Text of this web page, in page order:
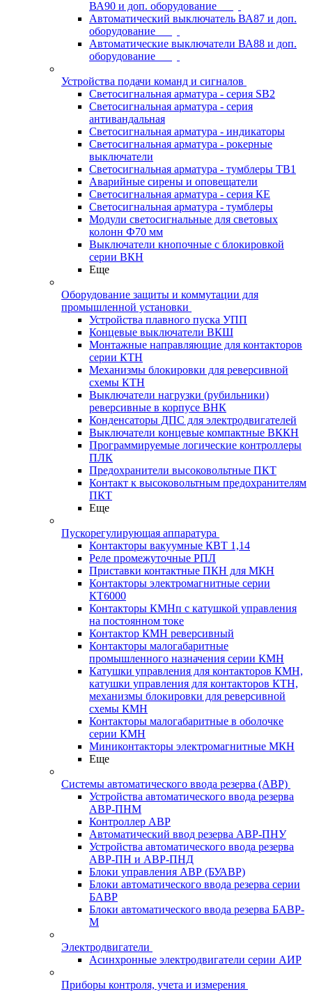
ВА90 и доп. оборудование
Автоматический выключатель ВА87 и доп.
оборудование
Автоматические выключатели ВА88 и доп.
оборудование
Устройства подачи команд и сигналов
Светосигнальная арматура - серия SB2
Светосигнальная арматура - серия
антивандальная
Светосигнальная арматура - индикаторы
Светосигнальная арматура - рокерные
выключатели
Светосигнальная арматура - тумблеры ТВ1
Аварийные сирены и оповещатели
Светосигнальная арматура - серия КЕ
Светосигнальная арматура - тумблеры
Модули светосигнальные для световых
колонн Ф70 мм
Выключатели кнопочные с блокировкой
серии ВКН
Еще
Оборудование защиты и коммутации для
промышленной установки
Устройства плавного пуска УПП
Концевые выключатели ВКШ
Монтажные направляющие для контакторов
серии КТН
Механизмы блокировки для реверсивной
схемы КТН
Выключатели нагрузки (рубильники)
реверсивные в корпусе ВНК
Конденсаторы ДПС для электродвигателей
Выключатели концевые компактные ВККН
Программируемые логические контроллеры
ПЛК
Предохранители высоковольтные ПКТ
Контакт к высоковольтным предохранителям
ПКТ
Еще
Пускорегулирующая аппаратура
Контакторы вакуумные КВТ 1,14
Реле промежуточные РПЛ
Приставки контактные ПКН для МКН
Контакторы электромагнитные серии
КТ6000
Контакторы КМНп с катушкой управления
на постоянном токе
Контактор КМН реверсивный
Контакторы малогабаритные
промышленного назначения серии КМН
Катушки управления для контакторов КМН,
катушки управления для контакторов КТН,
механизмы блокировки для реверсивной
схемы КМН
Контакторы малогабаритные в оболочке
серии КМН
Миниконтакторы электромагнитные МКН
Еще
Системы автоматического ввода резерва (АВР)
Устройства автоматического ввода резерва
АВР-ПНМ
Контроллер АВР
Автоматический ввод резерва АВР-ПНУ
Устройства автоматического ввода резерва
АВР-ПН и АВР-ПНД
Блоки управления АВР (БУАВР)
Блоки автоматического ввода резерва серии
БАВР
Блоки автоматического ввода резерва БАВР-
М
Электродвигатели
Асинхронные электродвигатели серии АИР
Приборы контроля, учета и измерения